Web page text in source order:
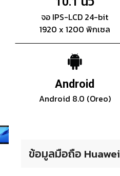
จอ IPS-LCD 24-bit
1920 x 1200 พิกเซล
Android
Android 8.0 (Oreo)
ข้อมูลมือถือ Huawei